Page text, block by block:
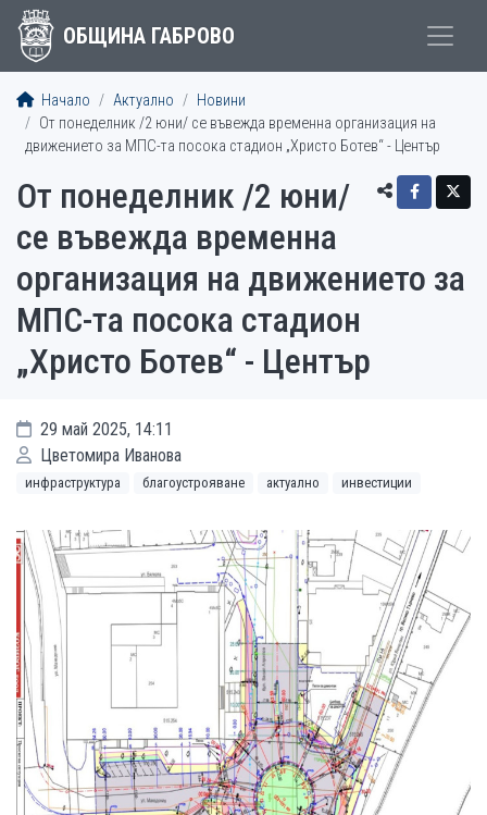
ОБЩИНА ГАБРОВО
Начало Актуално
Новини
От понеделник /2 юни/ се въвежда временна организация на
движението за МПС-та посока стадион „Христо Ботев“ - Център
От понеделник /2 юни/
се въвежда временна
организация на движението за
МПС-та посока стадион
„Христо Ботев“ - Център
29 май 2025, 14:11
Цветомира Иванова
инфраструктура благоустрояване актуално инвестиции